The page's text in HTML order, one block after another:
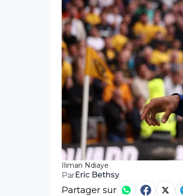
Iliman Ndiaye
ParEric Bethsy
Partager sur